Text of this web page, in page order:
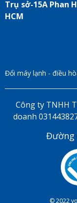
Trụ sở-15A Phan
HCM
Đổi máy lạnh - điều
Công ty TNHH
doanh
Đường
© 2022